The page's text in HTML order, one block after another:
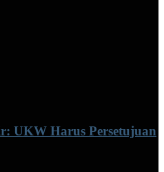
UKW Harus Persetujuan